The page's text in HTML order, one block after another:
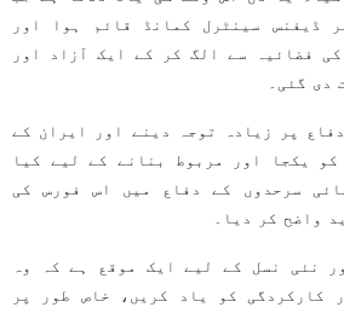
ڈیفنس سینٹرل کمانڈ قائم ہوا اور
فضائیہ سے الگ کر کے ایک آزاد اور
دی گئی۔
پر زیادہ توجہ دینے اور ایران کے
یکجا اور مربوط بنانے کے لیے کیا
سرحدوں کے دفاع میں اس فورس کی
واضح کر دیا۔
نئی نسل کے لیے ایک موقع ہے کہ وہ
کارکردگی کو یاد کریں، خاص طور پر